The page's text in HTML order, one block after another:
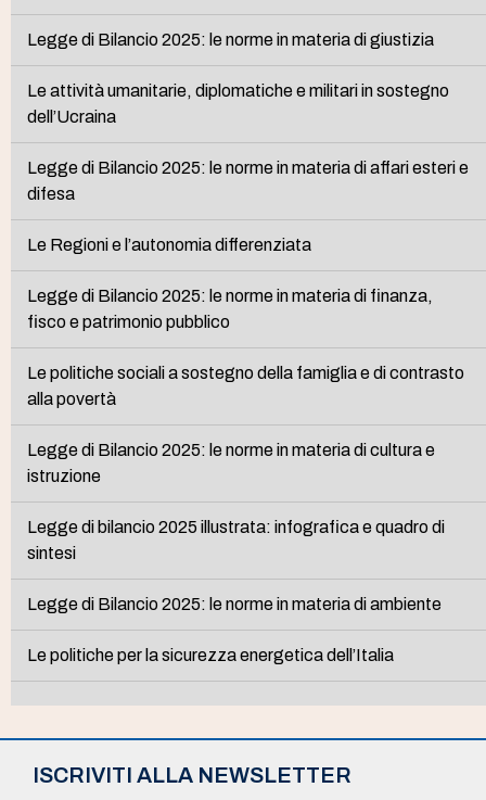
Legge di Bilancio 2025: le norme in materia di giustizia
Le attività umanitarie, diplomatiche e militari in sostegno
dell’Ucraina
Legge di Bilancio 2025: le norme in materia di affari esteri e
difesa
Le Regioni e l’autonomia differenziata
Legge di Bilancio 2025: le norme in materia di finanza,
fisco e patrimonio pubblico
Le politiche sociali a sostegno della famiglia e di contrasto
alla povertà
Legge di Bilancio 2025: le norme in materia di cultura e
istruzione
Legge di bilancio 2025 illustrata: infografica e quadro di
sintesi
Legge di Bilancio 2025: le norme in materia di ambiente
Le politiche per la sicurezza energetica dell’Italia
ISCRIVITI ALLA NEWSLETTER